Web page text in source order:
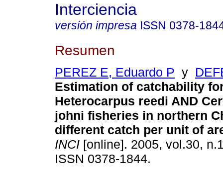
Interciencia
versión impresa ISSN 0378-
Resumen
PEREZ E, Eduardo P y
Estimation of catchability
Heterocarpus reedi AND
johni fisheries in northern
different catch per unit of
INCI [online]. 2005, vol.30,
ISSN 0378-1844.